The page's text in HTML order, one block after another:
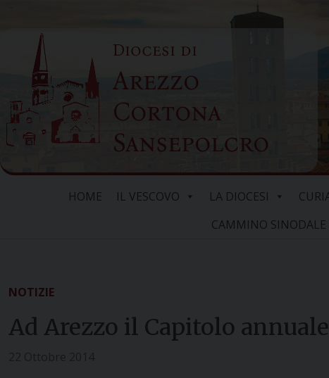
content
Diocesi di
Arezzo
Cortona
Sansepolcro
HOME IL VESCOVO LA DIOCESI
CAMMINO
NOTIZIE
Ad Arezzo il Capitolo